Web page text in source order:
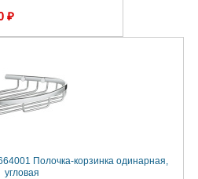
₽
Полочка-корзинка одинарная,
угловая